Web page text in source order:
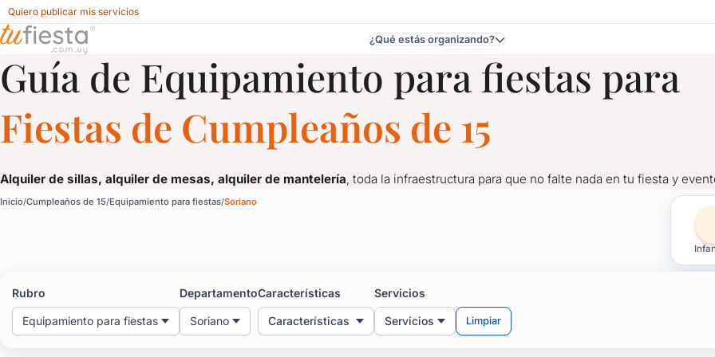
Quiero publicar mis servicios
Equipamiento para fiestas para Cumpleaños de 15 en Soriano
¿Qué estás organizando?
Guía de Equipamiento para fiestas para
Fiestas de Cumpleaños de 15
Alquiler de sillas, alquiler de mesas, alquiler de mantelería , toda la infraestructura para que no falte nada en tu fiesta y
Inicio Cumpleaños de 15 Equipamiento para fiestas Soriano
Rubro
Equipamiento para fiestas
Departamento
Soriano
Características
Características
Servicios
Servicios Limpiar
Equipamiento para fiestas para Cumpleaños de
, toda la infraestructura para que no falte nada en tu fiesta y